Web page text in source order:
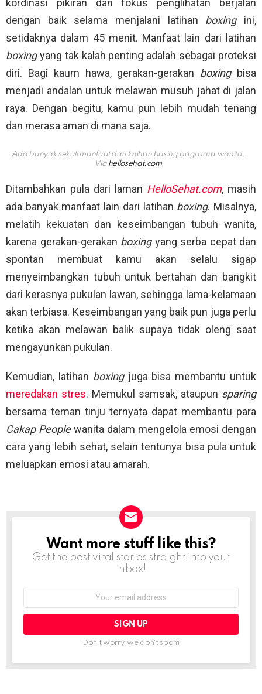
kordinasi pikiran dan fokus penglihatan berjalan
dengan baik selama menjalani latihan boxing ini,
setidaknya dalam 45 menit. Manfaat lain dari latihan
boxingyang tak kalah penting adalah sebagai proteksi
diri. Bagi kaum hawa, gerakan-gerakan boxingbisa
menjadi andalan untuk melawan musuh jahat di jalan
raya. Dengan begitu, kamu pun lebih mudah tenang
dan merasa aman di mana saja.
Ada banyak sekali manfaat dari latihan boxing bagi para wanita.
Via hellosehat.com
Ditambahkan pula dari laman HelloSehat.com, masih
ada banyak manfaat lain dari latihan boxing. Misalnya,
melatih kekuatan dan keseimbangan tubuh wanita,
karena gerakan-gerakan boxingyang serba cepat dan
spontan membuat kamu akan selalu sigap
menyeimbangkan tubuh untuk bertahan dan bangkit
dari kerasnya pukulan lawan, sehingga lama-kelamaan
akan terbiasa. Keseimbangan yang baik pun juga perlu
ketika akan melawan balik supaya tidak oleng saat
mengayunkan pukulan.
Kemudian, latihan boxing juga bisa membantu untuk
meredakan stres. Memukul samsak, ataupun sparing
bersama teman tinju ternyata dapat membantu para
Cakap Peoplewanita dalam mengelola emosi dengan
cara yang lebih sehat, selain tentunya bisa pula untuk
meluapkan emosi atau amarah.
NEWSLETTER
Want more stuff like this?
Get the best viral stories straight into your
inbox!
Don't worry, we don't spam